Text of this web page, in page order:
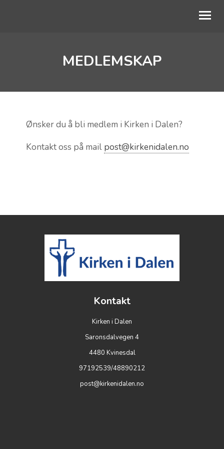
KALENDER
GI EN GAVE
MEDLEMSKAP
Ønsker du å bli medlem i Kirken i Dalen?
Kontakt oss på mail post@kirkenidalen.no
Kontakt
Kirken i Dalen
Saronsdalvegen 4
4480 Kvinesdal
97192539/48890212
post@kirkenidalen.no